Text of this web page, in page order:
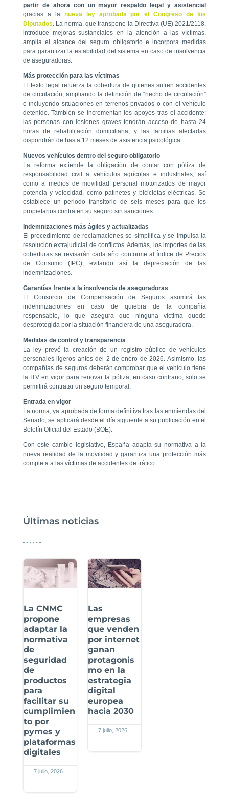
partir de ahora con un mayor respaldo legal y asistencial
gracias a la nueva ley aprobada por el Congreso de los
Diputados . La norma, que transpone la Directiva (UE) 2021/2118,
introduce mejoras sustanciales en la atención a las víctimas,
amplía el alcance del seguro obligatorio e incorpora medidas
para garantizar la estabilidad del sistema en caso de insolvencia
de aseguradoras.
Más protección para las víctimas
El texto legal refuerza la cobertura de quienes sufren accidentes
de circulación, ampliando la definición de “hecho de circulación”
e incluyendo situaciones en terrenos privados o con el vehículo
detenido. También se incrementan los apoyos tras el accidente:
las personas con lesiones graves tendrán acceso de hasta 24
horas de rehabilitación domiciliaria, y las familias afectadas
dispondrán de hasta 12 meses de asistencia psicológica.
Nuevos vehículos dentro del seguro obligatorio
La reforma extiende la obligación de contar con póliza de
responsabilidad civil a vehículos agrícolas e industriales, así
como a medios de movilidad personal motorizados de mayor
potencia y velocidad, como patinetes y bicicletas eléctricas. Se
establece un periodo transitorio de seis meses para que los
propietarios contraten su seguro sin sanciones.
Indemnizaciones más ágiles y actualizadas
El procedimiento de reclamaciones se simplifica y se impulsa la
resolución extrajudicial de conflictos. Además, los importes de las
coberturas se revisarán cada año conforme al Índice de Precios
de Consumo (IPC), evitando así la depreciación de las
indemnizaciones.
Garantías frente a la insolvencia de aseguradoras
El Consorcio de Compensación de Seguros asumirá las
indemnizaciones en caso de quiebra de la compañía
responsable, lo que asegura que ninguna víctima quede
desprotegida por la situación financiera de una aseguradora.
Medidas de control y transparencia
La ley prevé la creación de un registro público de vehículos
personales ligeros antes del 2 de enero de 2026. Asimismo, las
compañías de seguros deberán comprobar que el vehículo tiene
la ITV en vigor para renovar la póliza; en caso contrario, solo se
permitirá contratar un seguro temporal.
Entrada en vigor
La norma, ya aprobada de forma definitiva tras las enmiendas del
Senado, se aplicará desde el día siguiente a su publicación en el
Boletín Oficial del Estado (BOE).
Con este cambio legislativo, España adapta su normativa a la
nueva realidad de la movilidad y garantiza una protección más
completa a las víctimas de accidentes de tráfico.
Últimas noticias
La CNMC
propone
adaptar la
normativa
de
seguridad
de
productos
para
facilitar su
cumplimien
to por
pymes y
plataformas
digitales
7 julio, 2026
Las
empresas
que venden
por internet
ganan
protagonis
mo en la
estrategia
digital
europea
hacia 2030
7 julio, 2026